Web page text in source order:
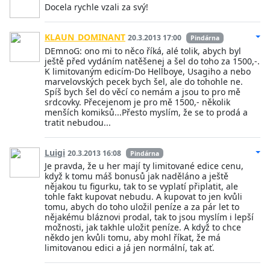
Docela rychle vzali za svý!
KLAUN_DOMINANT 20.3.2013 17:00 Pindárna
DEmnoG: ono mi to něco říká, alé tolik, abych byl
ještě před vydáním natěšenej a šel do toho za 1500,-.
K limitovaným edicím-Do Hellboye, Usagiho a nebo
marvelovských pecek bych šel, ale do tohohle ne.
Spíš bych šel do věcí co nemám a jsou to pro mě
srdcovky. Přecejenom je pro mě 1500,- několik
menších komiksů...Přesto myslím, že se to prodá a
tratit nebudou...
Luigi 20.3.2013 16:08 Pindárna
Je pravda, že u her mají ty limitované edice cenu,
když k tomu máš bonusů jak naděláno a ještě
nějakou tu figurku, tak to se vyplatí připlatit, ale
tohle fakt kupovat nebudu. A kupovat to jen kvůli
tomu, abych do toho uložil peníze a za pár let to
nějakému bláznovi prodal, tak to jsou myslím i lepší
možnosti, jak takhle uložit peníze. A když to chce
někdo jen kvůli tomu, aby mohl říkat, že má
limitovanou edici a já jen normální, tak ať.